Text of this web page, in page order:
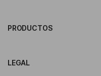
PRODUCTOS
LEGAL